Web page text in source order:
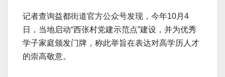
记者查询益都街道官方公众号发现，今年10月4
日，当地启动“西张村党建示范点”建设，并为优秀
学子家庭颁发门牌，称此举旨在表达对高学历人才
的崇高敬意。